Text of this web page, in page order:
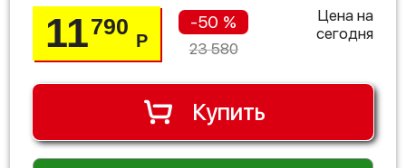
11790
Р
-50 %
23 580
Цена на
сегодня
Купить